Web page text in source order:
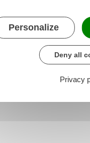
Personalize
Deny all
Privacy